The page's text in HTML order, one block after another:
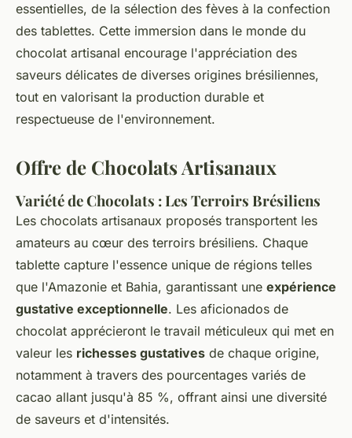
essentielles, de la sélection des fèves à la confection
des tablettes. Cette immersion dans le monde du
chocolat artisanal encourage l'appréciation des
saveurs délicates de diverses origines brésiliennes,
tout en valorisant la production durable et
respectueuse de l'environnement.
Offre de Chocolats Artisanaux
Variété de Chocolats : Les Terroirs Brésiliens
Les chocolats artisanaux proposés transportent les
amateurs au cœur des terroirs brésiliens. Chaque
tablette capture l'essence unique de régions telles
que l'Amazonie et Bahia, garantissant une expérience
gustative exceptionnelle. Les aficionados de
chocolat apprécieront le travail méticuleux qui met en
valeur les richesses gustatives de chaque origine,
notamment à travers des pourcentages variés de
cacao allant jusqu'à 85 %, offrant ainsi une diversité
de saveurs et d'intensités.